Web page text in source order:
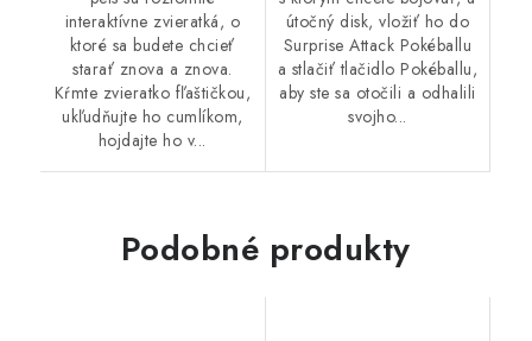
interaktívne zvieratká, o
ktoré sa budete chcieť
starať znova a znova.
Kŕmte zvieratko fľaštičkou,
ukľudňujte ho cumlíkom,
hojdajte ho v...
útočný disk, vložiť ho do
Surprise Attack Pokéballu
a stlačiť tlačidlo Pokéballu,
aby ste sa otočili a odhalili
svojho...
Podobné produkty